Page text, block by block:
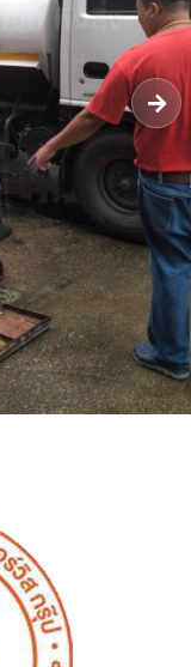
นิด​ ลอกท่อระบายน้ำ​
ทุกเฉพาะกิจ​ (กำจัดสิ่ง
ติดต่อเรา